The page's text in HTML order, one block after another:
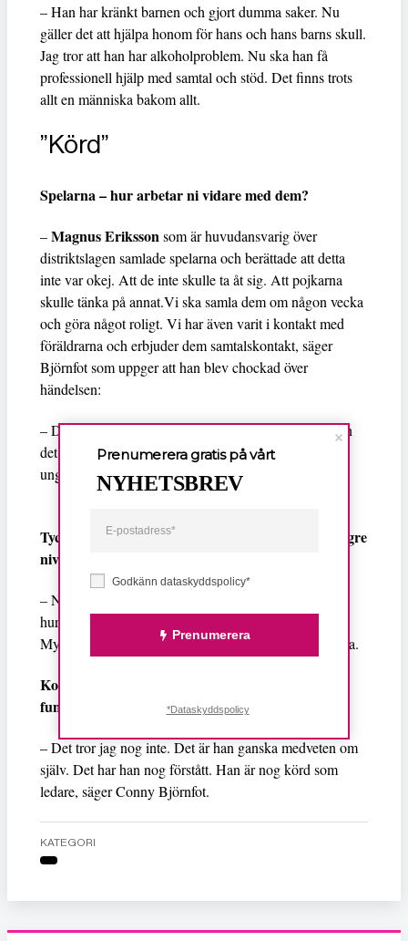
– Han har kränkt barnen och gjort dumma saker. Nu
gäller det att hjälpa honom för hans och hans barns skull.
Jag tror att han har alkoholproblem. Nu ska han få
professionell hjälp med samtal och stöd. Det finns trots
allt en människa bakom allt.
”Körd”
Spelarna – hur arbetar ni vidare med dem?
–Magnus Erikssonsom är huvudansvarig över
distriktslagen samlade spelarna och berättade att detta
inte var okej. Att de inte skulle ta åt sig. Att pojkarna
skulle tänka på annat.Vi ska samla dem om någon vecka
och göra något roligt. Vi har även varit i kontakt med
föräldrarna och erbjuder dem samtalskontakt, säger
Björnfot som uppger att han blev chockad över
händelsen:
– Det är inget jag har upplevt förut. Vi tar avstånd från
det som har hänt. I synnerhet inom barn- och
ungdomsverksamhet.
Tycker du att det skulle kunna höra hemma på högre
nivåer?
– Nä, nä faktiskt inte. Men ser man till elitidrotten och
hur nivån är bland publiken så ser det ju ut så här.
Mycket nedsättande ord om både det ena och det andra.
Kommer han att komma tillbaka, har ni hunnit
fundera något på det?
– Det tror jag nog inte. Det är han ganska medveten om
själv. Det har han nog förstått. Han är nog körd som
ledare, säger Conny Björnfot.
KATEGORI
Godkänn dataskyddspolicy*
Prenumerera
Prenumerera gratis på vårt
NYHETSBREV
*Dataskyddspolicy